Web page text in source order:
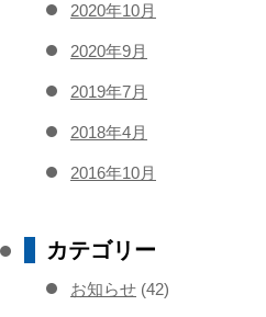
2020年10月
2020年9月
2019年7月
2018年4月
2016年10月
カテゴリー
お知らせ (42)